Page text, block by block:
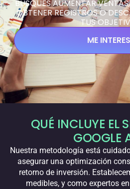
BUSQUES AUMENTAR
OBTENER REGISTROS O
TUS
ME
QUÉ INCLUYE EL
GOOGLE
Nuestra metodología está
asegurar una optimización
retorno de inversión.
medibles, y como expertos